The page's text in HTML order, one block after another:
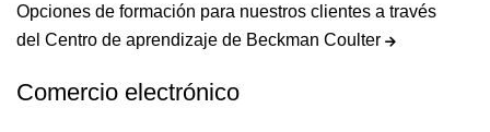
Opciones de formación para nuestros clientes a través
del Centro de aprendizaje de Beckman Coulter
Comercio electrónico